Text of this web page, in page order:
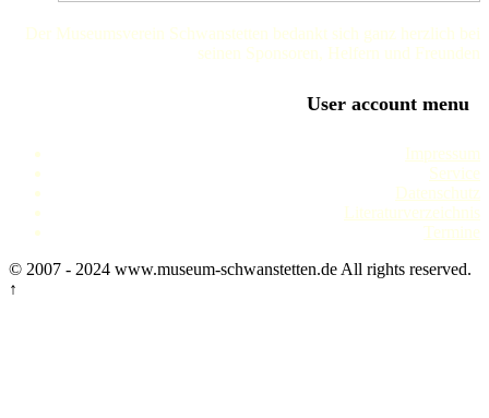
Der Museumsverein Schwanstetten bedankt sich ganz herzlich bei
seinen Sponsoren, Helfern und Freunden
User account menu
Impressum
Service
Datenschutz
Literaturverzeichnis
Termine
© 2007 - 2024 www.museum-schwanstetten.de All rights reserved.
↑